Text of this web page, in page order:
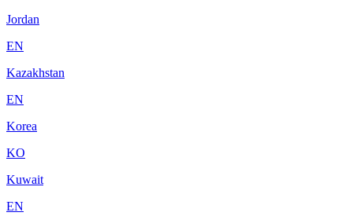
Jordan
EN
Kazakhstan
EN
Korea
KO
Kuwait
EN